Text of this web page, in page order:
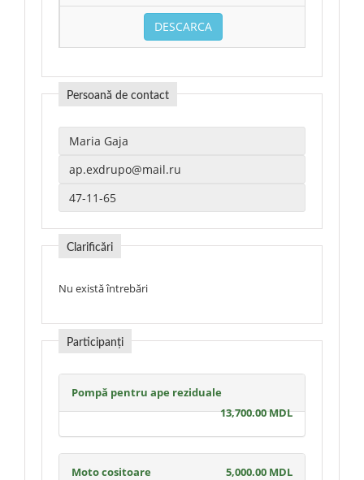
DESCARCA
Persoană de contact
Clarificări
Nu există întrebări
Participanți
Pompă pentru ape reziduale
13,700.00 MDL
Moto cositoare 5,000.00 MDL